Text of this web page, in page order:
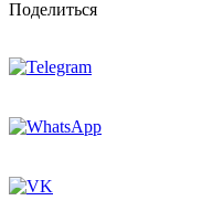
Поделиться